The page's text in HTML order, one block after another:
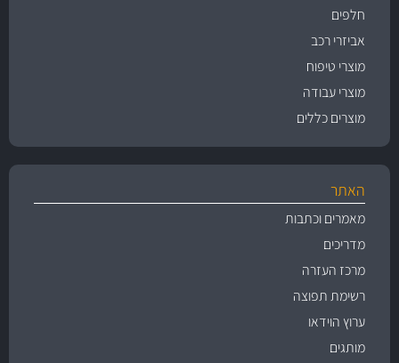
חלפים
אביזרי רכב
מוצרי טיפוח
מוצרי עבודה
מוצרים כללים
האתר
מאמרים וכתבות
מדריכים
מרכז העזרה
רשימת תפוצה
ערוץ הוידאו
מותגים